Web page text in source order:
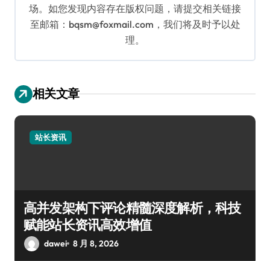
场。如您发现内容存在版权问题，请提交相关链接
至邮箱：bqsm@foxmail.com，我们将及时予以处
理。
相关文章
站长资讯
高并发架构下评论精髓深度解析，科技
赋能站长资讯高效增值
dawei 8 月 8, 2026